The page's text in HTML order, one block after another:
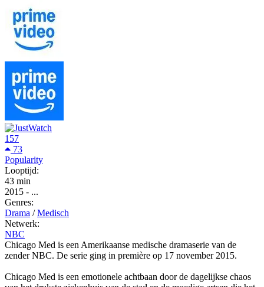
157
73
Popularity
Looptijd:
43 min
2015 - ...
Genres:
Drama / Medisch
Netwerk:
NBC
Chicago Med is een Amerikaanse medische dramaserie van de
zender NBC. De serie ging in première op 17 november 2015.
Chicago Med is een emotionele achtbaan door de dagelijkse chaos